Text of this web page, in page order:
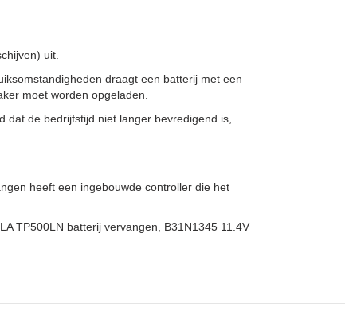
uit.
draagt een batterij met een
moet worden opgeladen.
dat de bedrijfstijd niet langer bevredigend is,
heeft een ingebouwde controller die het
TP500LN batterij vervangen, B31N1345 11.4V